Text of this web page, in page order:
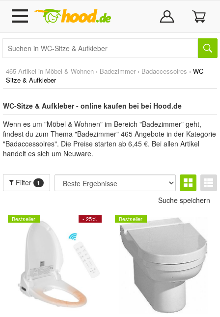
465 Artikel in Möbel & Wohnen › Badezimmer › Badaccessoires › WC-
Sitze & Aufkleber
WC-Sitze & Aufkleber - online kaufen bei bei Hood.de
Wenn es um "Möbel & Wohnen" im Bereich "Badezimmer" geht,
findest du zum Thema "Badezimmer" 465 Angebote in der Kategorie
"Badaccessoires". Die Preise starten ab 6,45 €. Bei allen Artikel
handelt es sich um Neuware.
Filter 1
Suche speichern
- 25%
Bestseller Bestseller